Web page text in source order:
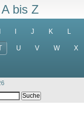
bis Z
J K L
U V W X